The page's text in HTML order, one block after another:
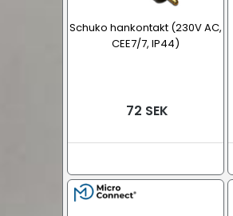
Schuko hankontakt (230V AC,
CEE7/7, IP44)
72 SEK